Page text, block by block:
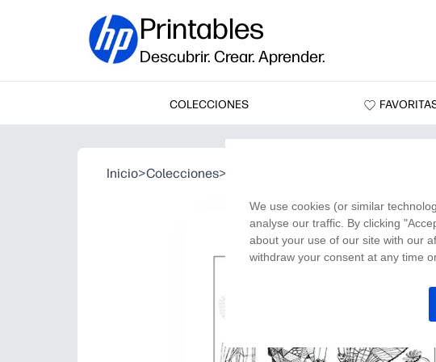
Printables
Descubrir. Crear. Aprender.
COLECCIONES
Inicio>Colecciones>
We use cookies (or similar
analyse our traffic. By clicking
about your use of our site with our
withdraw your consent at any time